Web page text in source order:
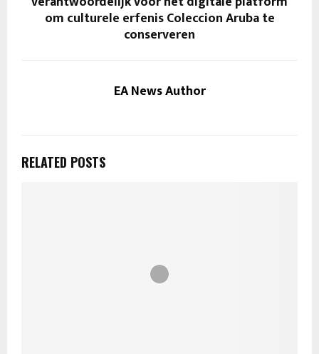
om culturele erfenis Coleccion Aruba te
conserveren
EA News Author
RELATED POSTS